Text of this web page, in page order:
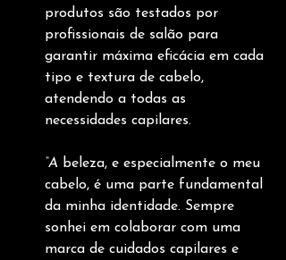
produtos são testados por
profissionais de salão para
garantir máxima eficácia em cada
tipo e textura de cabelo,
atendendo a todas as
necessidades capilares.
“A beleza, e especialmente o meu
cabelo, é uma parte fundamental
da minha identidade. Sempre
sonhei em colaborar com uma
marca de cuidados capilares e